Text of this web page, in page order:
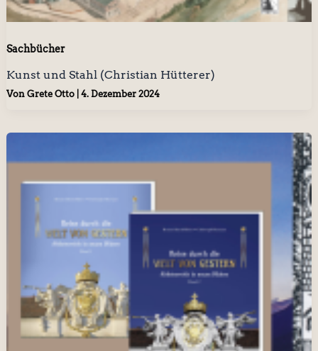
Sachbücher
Kunst und Stahl (Christian Hütterer)
Von Grete Otto 4. Dezember 2024